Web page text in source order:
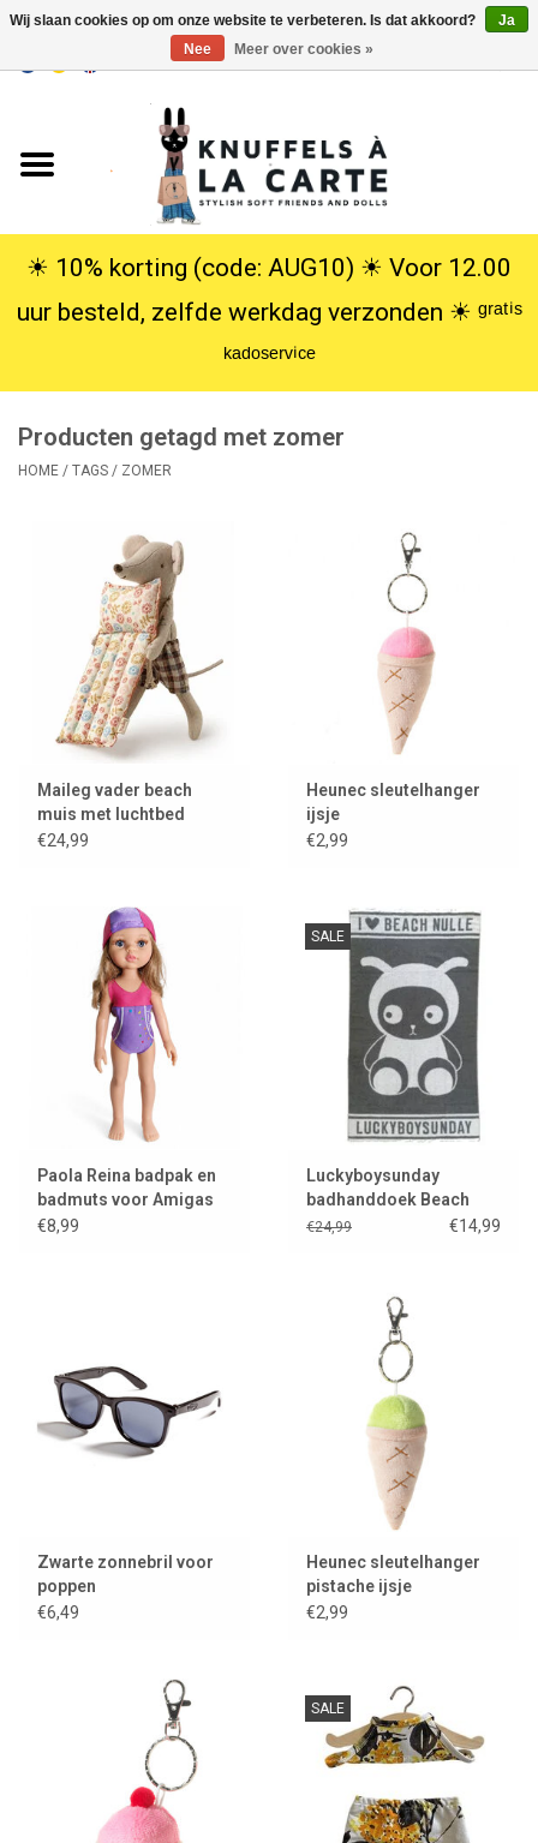
USD
Knuffels
Poppen
SALE
☀︎ 10% korting (code: AUG10) ☀︎ Voor 12.00
uur besteld, zelfde werkdag verzonden ☀︎ ᵍʳᵃᵗⁱˢ
ᵏᵃᵈᵒˢᵉʳᵛⁱᶜᵉ
Producten getagd met zomer
HOME / TAGS / ZOMER
Maileg vader beach
muis met luchtbed
€24,99
Heunec sleutelhanger
ijsje
€2,99
Paola Reina badpak en
badmuts voor Amigas
poppen
€8,99
SALE
Luckyboysunday
badhanddoek Beach
Nulle
€24,99 €14,99
Zwarte zonnebril voor
poppen
€6,49
Heunec sleutelhanger
pistache ijsje
€2,99
SALE
Wij slaan cookies op om onze website te verbeteren. Is dat akkoord?
Ja
Nee
Meer over cookies »